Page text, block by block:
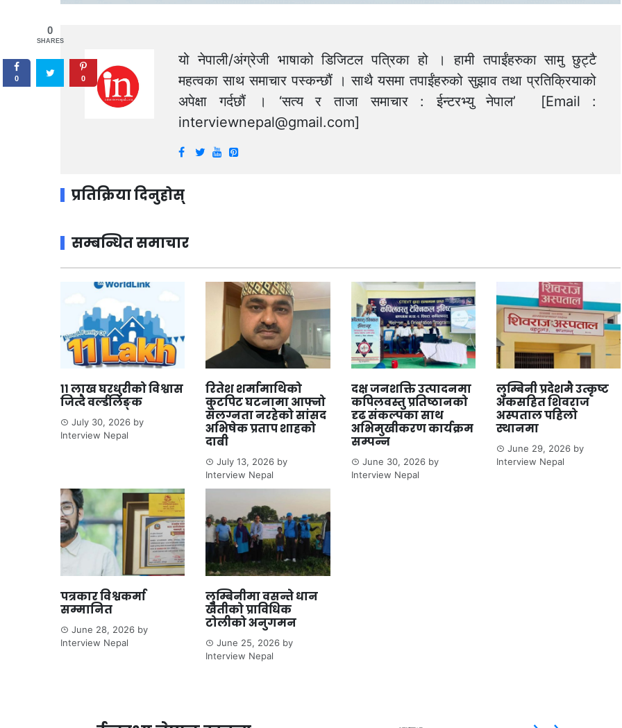
यो नेपाली/अंग्रेजी भाषाको डिजिटल पत्रिका हो । हामी तपाईंहरुका सामु छुट्टै
महत्वका साथ समाचार पस्कन्छौं । साथै यसमा तपाईंहरुको सुझाव तथा प्रतिक्रियाको
अपेक्षा गर्दछौं । ‘सत्य र ताजा समाचार : ईन्टरभ्यु नेपाल’ [Email :
interviewnepal@gmail.com]
प्रतिक्रिया दिनुहोस्
सम्बन्धित समाचार
११ लाख घरधुरीको विश्वास
जित्दै वर्ल्डलिङ्क
July 30, 2026 by
Interview Nepal
रितेश शर्मामाथिको
कुटपिट घटनामा आफ्नो
संलग्नता नरहेको सांसद
अभिषेक प्रताप शाहको
दाबी
July 13, 2026 by
Interview Nepal
दक्ष जनशक्ति उत्पादनमा
कपिलवस्तु प्रतिष्ठानको
दृढ संकल्पका साथ
अभिमुखीकरण कार्यक्रम
सम्पन्न
June 30, 2026by
Interview Nepal
लुम्बिनी प्रदेशमै उत्कृष्ट
अंकसहित शिवराज
अस्पताल पहिलो
स्थानमा
June 29, 2026by
Interview Nepal
पत्रकार विश्वकर्मा
सम्मानित
June 28, 2026 by
Interview Nepal
लुम्बिनीमा वसन्ते धान
खेतीको प्राविधिक
टोलीको अनुगमन
June 25, 2026 by
Interview Nepal
0
SHARES
0 0